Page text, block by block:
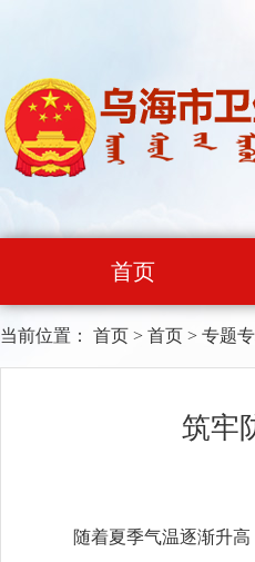
首页
当前位置： 首页 > 首页 > 专题
筑牢
随着夏季气温逐渐升